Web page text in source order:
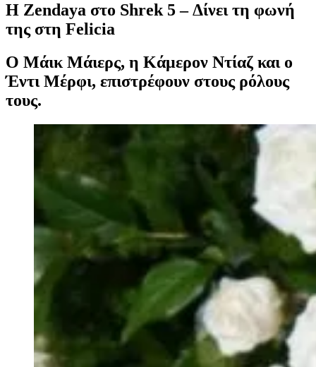
Η Zendaya στο Shrek 5 – Δίνει τη φωνή
της στη Felicia
Ο Μάικ Μάιερς, η Κάμερον Ντίαζ και ο
Έντι Μέρφι, επιστρέφουν στους ρόλους
τους.